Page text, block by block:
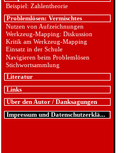
Beispiel: Zahlentheorie
Problemlösen: Vermischtes
Nutzen von Aufzeichnungen
Werkzeug-Mapping: Diskussion
Kritik am Werkzeug-Mapping
Einsatz in der Schule
Navigieren beim Problemlösen
Stichwortsammlung
Literatur
Links
Über den Autor / Danksagungen
Impressum und Datenschutzerklä...